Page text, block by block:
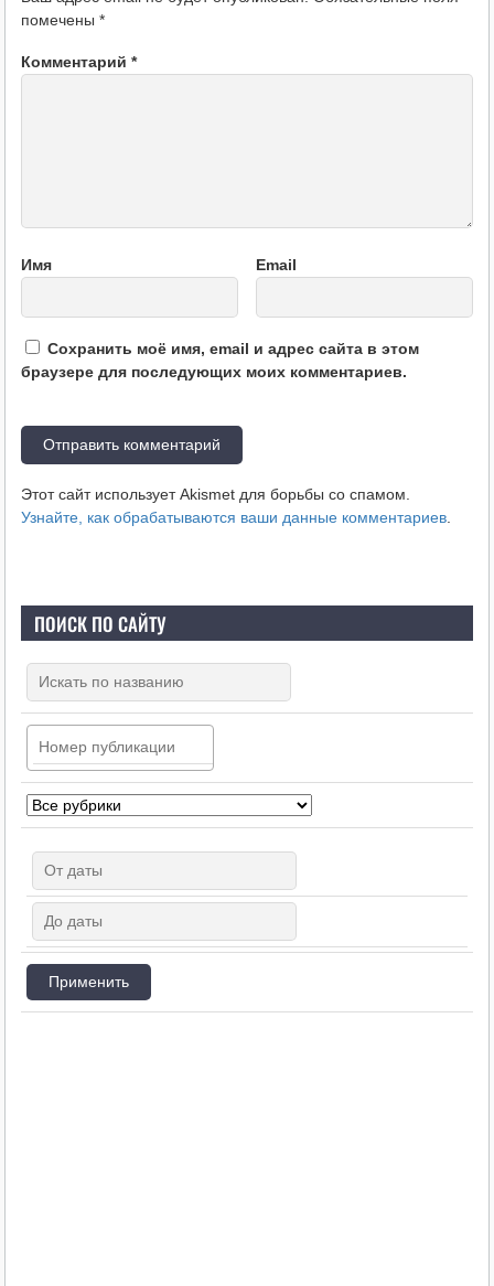
помечены *
Комментарий *
Имя Email
Сохранить моё имя, email и адрес сайта в этом
браузере для последующих моих комментариев.
Этот сайт использует Akismet для борьбы со спамом.
Узнайте, как обрабатываются ваши данные комментариев.
ПОИСК ПО САЙТУ